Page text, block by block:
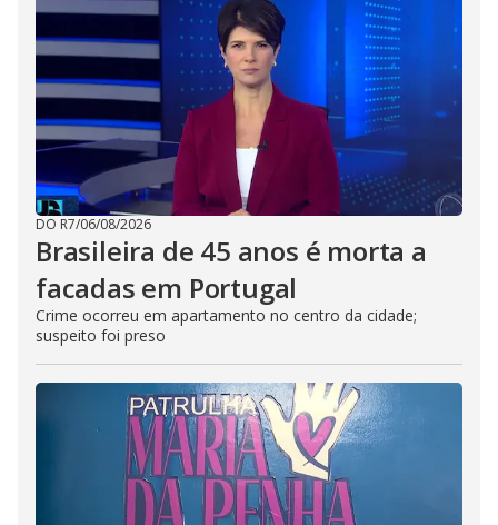
DO R7/06/08/2026
Brasileira de 45 anos é morta a
facadas em Portugal
Crime ocorreu em apartamento no centro da cidade;
suspeito foi preso